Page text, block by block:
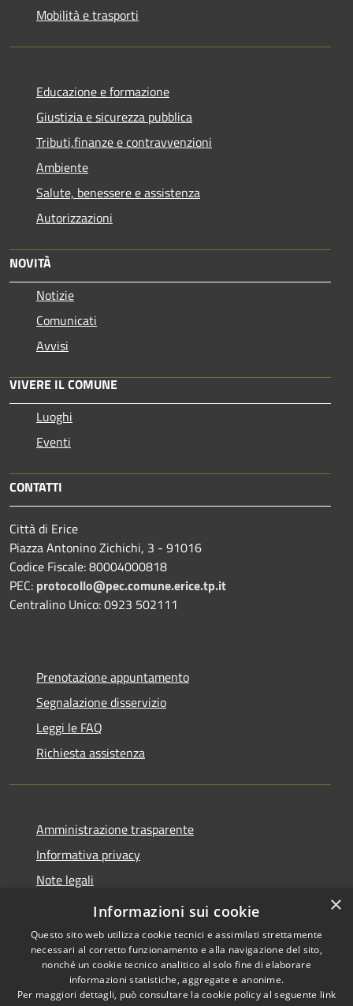
Mobilità e trasporti
Educazione e formazione
Giustizia e sicurezza pubblica
Tributi,finanze e contravvenzioni
Ambiente
Salute, benessere e assistenza
Autorizzazioni
NOVITÀ
Notizie
Comunicati
Avvisi
VIVERE IL COMUNE
Luoghi
Eventi
CONTATTI
Città di Erice
Piazza Antonino Zichichi, 3 - 91016
Codice Fiscale: 80004000818
PEC: protocollo@pec.comune.erice.tp.it
Centralino Unico: 0923 502111
Prenotazione appuntamento
Segnalazione disservizio
Leggi le FAQ
Richiesta assistenza
Amministrazione trasparente
Informativa privacy
Note legali
Dichiarazione di accessibilità
Copyright © 2026 • Città di
×
Informazioni sui cookie
Questo sito web utilizza cookie tecnici e assimilati strettamente
necessari al corretto funzionamento e alla navigazione del sito,
nonché un cookie tecnico analitico al solo fine di elaborare
informazioni statistiche, aggregate e anonime.
Per maggiori dettagli, può consultare la cookie policy al seguente link